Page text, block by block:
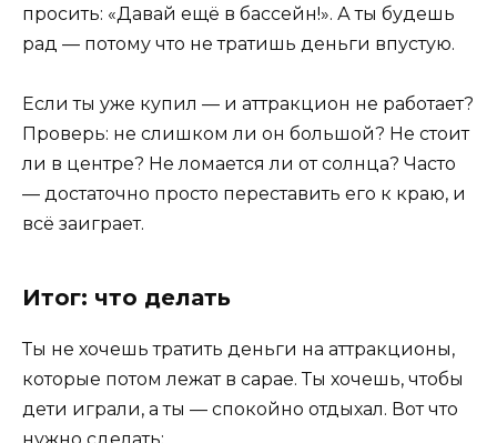
просить: «Давай ещё в бассейн!». А ты будешь
рад — потому что не тратишь деньги впустую.
Если ты уже купил — и аттракцион не работает?
Проверь: не слишком ли он большой? Не стоит
ли в центре? Не ломается ли от солнца? Часто
— достаточно просто переставить его к краю, и
всё заиграет.
Итог: что делать
Ты не хочешь тратить деньги на аттракционы,
которые потом лежат в сарае. Ты хочешь, чтобы
дети играли, а ты — спокойно отдыхал. Вот что